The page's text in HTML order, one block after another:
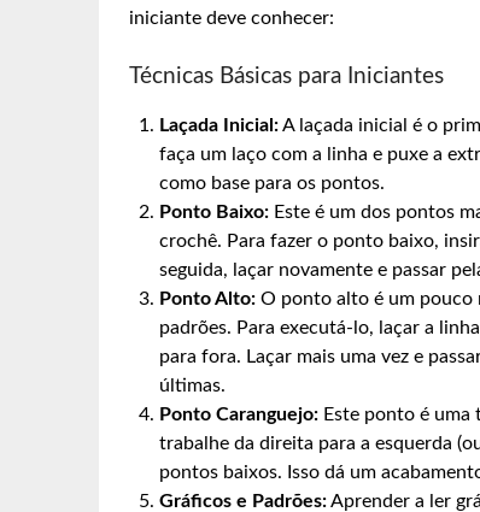
iniciante deve conhecer:
Técnicas Básicas para Iniciantes
Laçada Inicial:A laçada inicial é o
faça um laço com a linha e puxe a
como base para os pontos.
Ponto Baixo: Este é um dos pontos
crochê. Para fazer o ponto baixo,
seguida, laçar novamente e passar
Ponto Alto: O ponto alto é um pouco
padrões. Para executá-lo, laçar a
para fora. Laçar mais uma vez e
últimas.
Ponto Caranguejo: Este ponto é
trabalhe da direita para a esquerda
pontos baixos. Isso dá um
Gráficos e Padrões:Aprender a ler